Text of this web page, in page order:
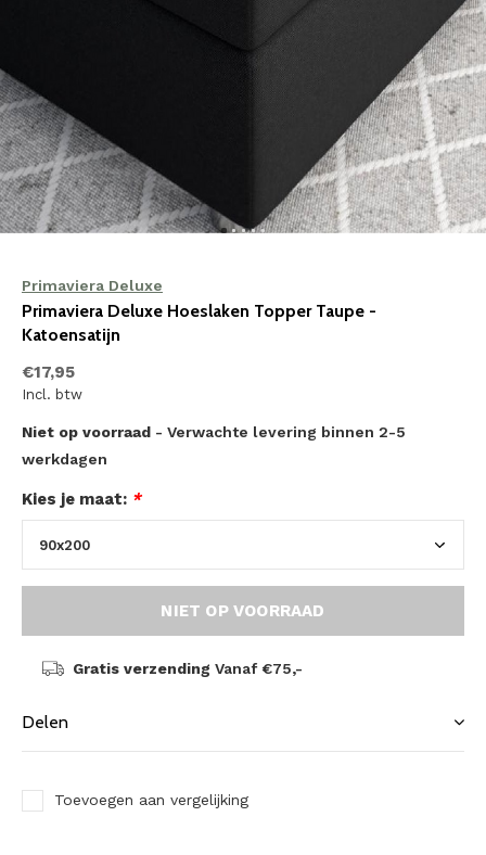
Primaviera Deluxe
Primaviera Deluxe Hoeslaken Topper Taupe -
Katoensatijn
€17,95
Incl. btw
Niet op voorraad - Verwachte levering binnen 2-5
werkdagen
Kies je maat: *
NIET OP VOORRAAD
Gratis verzending Vanaf €75,-
Delen
Toevoegen aan vergelijking